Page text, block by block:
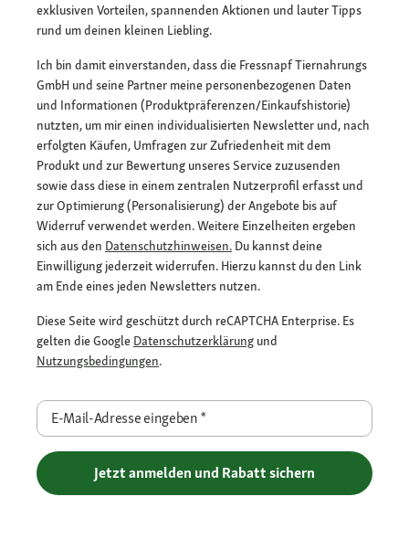
exklusiven Vorteilen, spannenden Aktionen und lauter Tipps
rund um deinen kleinen Liebling.
Ich bin damit einverstanden, dass die Fressnapf Tiernahrungs
GmbH und seine Partner meine personenbezogenen Daten
und Informationen (Produktpräferenzen/Einkaufshistorie)
nutzten, um mir einen individualisierten Newsletter und, nach
erfolgten Käufen, Umfragen zur Zufriedenheit mit dem
Produkt und zur Bewertung unseres Service zuzusenden
sowie dass diese in einem zentralen Nutzerprofil erfasst und
zur Optimierung (Personalisierung) der Angebote bis auf
Widerruf verwendet werden. Weitere Einzelheiten ergeben
sich aus den Datenschutzhinweisen. Du kannst deine
Einwilligung jederzeit widerrufen. Hierzu kannst du den Link
am Ende eines jeden Newsletters nutzen.
Diese Seite wird geschützt durch reCAPTCHA Enterprise. Es
gelten die Google Datenschutzerklärung und
Nutzungsbedingungen.
E-Mail-Adresse eingeben*
Jetzt anmelden und Rabatt sichern